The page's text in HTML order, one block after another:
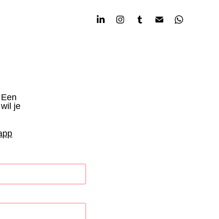
je